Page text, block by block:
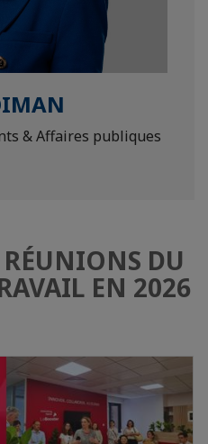
& Affaires publiques
RÉUNIONS DU
EN 2026